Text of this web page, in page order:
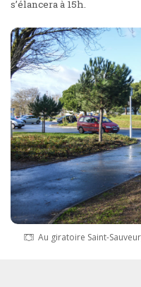
s’élancera à 15h.
Au giratoire Saint-